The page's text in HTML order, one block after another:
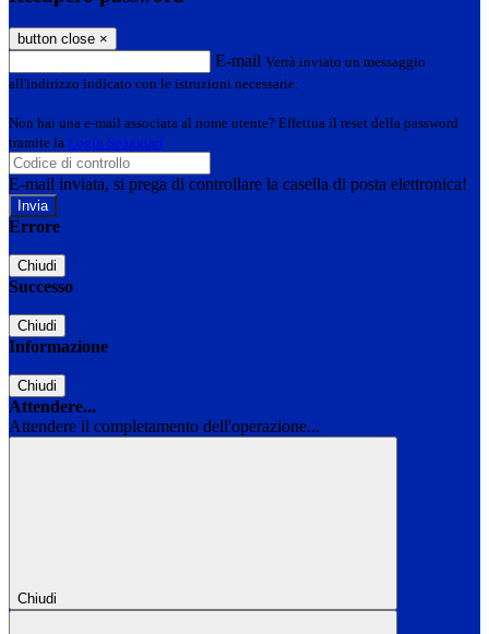
button close ×
E-mail Verrà inviato un messaggio
all'indirizzo indicato con le istruzioni necessarie.
Non hai una e-mail associata al nome utente? Effettua il reset della password
tramite la Login Spaggiari
E-mail inviata, si prega di controllare la casella di posta elettronica!
Errore
Chiudi
Successo
Chiudi
Informazione
Chiudi
Attendere...
Attendere il completamento dell'operazione...
Chiudi